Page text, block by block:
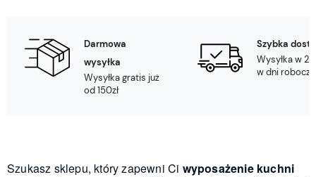
Darmowa
wysyłka
Wysyłka gratis już
od 150zł
Szybka
Wysyłka w
w dni robocze
Szukasz sklepu, który zapewni Ci wyposażenie kuchni